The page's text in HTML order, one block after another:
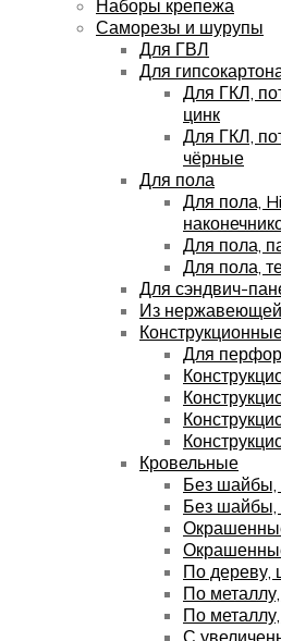
Наборы крепежа
Саморезы и шурупы
Для ГВЛ
Для
Для ГКЛ,
цинк
Для ГКЛ,
чёрные
Для пола
Для пола,
Для пола,
Для пола,
Для сэндвич-
Из нержавеющей
Для
Кровельные
Без
Без
По дереву,
По
По
С